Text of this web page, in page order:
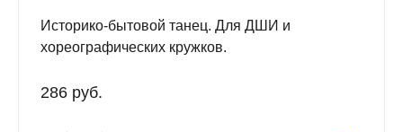
Историко-бытовой танец. Для ДШИ и
хореографических кружков.
286 руб.